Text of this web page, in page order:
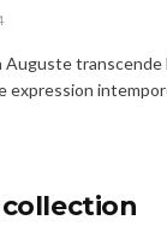
Auguste transcende
expression